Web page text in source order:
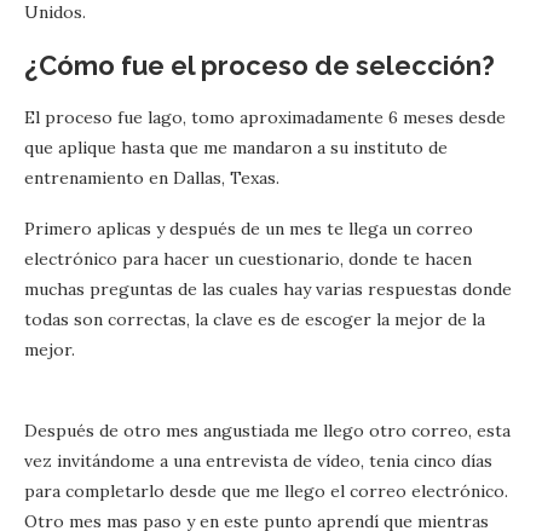
Unidos.
¿Cómo fue el proceso de selección?
El proceso fue lago, tomo aproximadamente 6 meses desde
que aplique hasta que me mandaron a su instituto de
entrenamiento en Dallas, Texas.
Primero aplicas y después de un mes te llega un correo
electrónico para hacer un cuestionario, donde te hacen
muchas preguntas de las cuales hay varias respuestas donde
todas son correctas, la clave es de escoger la mejor de la
mejor.
Después de otro mes angustiada me llego otro correo, esta
vez invitándome a una entrevista de vídeo, tenia cinco días
para completarlo desde que me llego el correo electrónico.
Otro mes mas paso y en este punto aprendí que mientras